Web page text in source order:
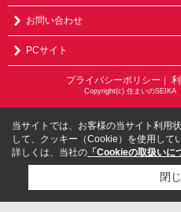
お問い合わせ
PCサイト
プライバシーポリシー ｜
Copyright(c) 住まいのSEIKA
当サイトでは、お客様の当サイト利用
して、クッキー（Cookie）を使用して
詳しくは、当社の 「Cookieの取扱いに
閉